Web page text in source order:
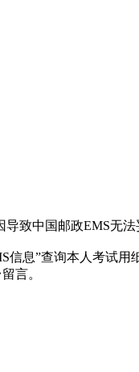
致中国邮政EMS无法
信息”查询本人考试
言。